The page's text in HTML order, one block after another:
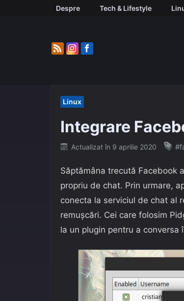
Despre Tech & Lifestyle
Linux
Integrare
Posted
Actualizat în 9 aprilie 2020
Săptămâna trecută Facebook
propriu de chat. Prin urmare,
conecta la serviciul de chat al
remușcări. Cei care folosim
la un plugin pentru a conversa